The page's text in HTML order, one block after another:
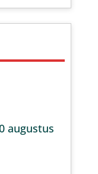
augustus